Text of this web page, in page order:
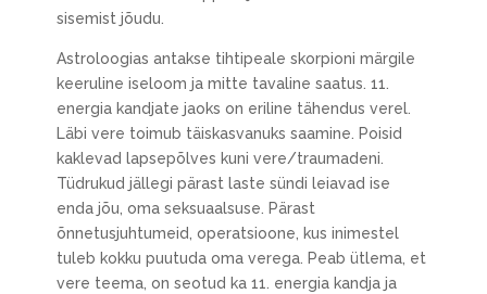
sisemist jõudu.
Astroloogias antakse tihtipeale skorpioni märgile
keeruline iseloom ja mitte tavaline saatus. 11.
energia kandjate jaoks on eriline tähendus verel.
Läbi vere toimub täiskasvanuks saamine. Poisid
kaklevad lapsepõlves kuni vere/traumadeni.
Tüdrukud jällegi pärast laste sündi leiavad ise
enda jõu, oma seksuaalsuse. Pärast
õnnetusjuhtumeid, operatsioone, kus inimestel
tuleb kokku puutuda oma verega. Peab ütlema, et
vere teema, on seotud ka 11. energia kandja ja